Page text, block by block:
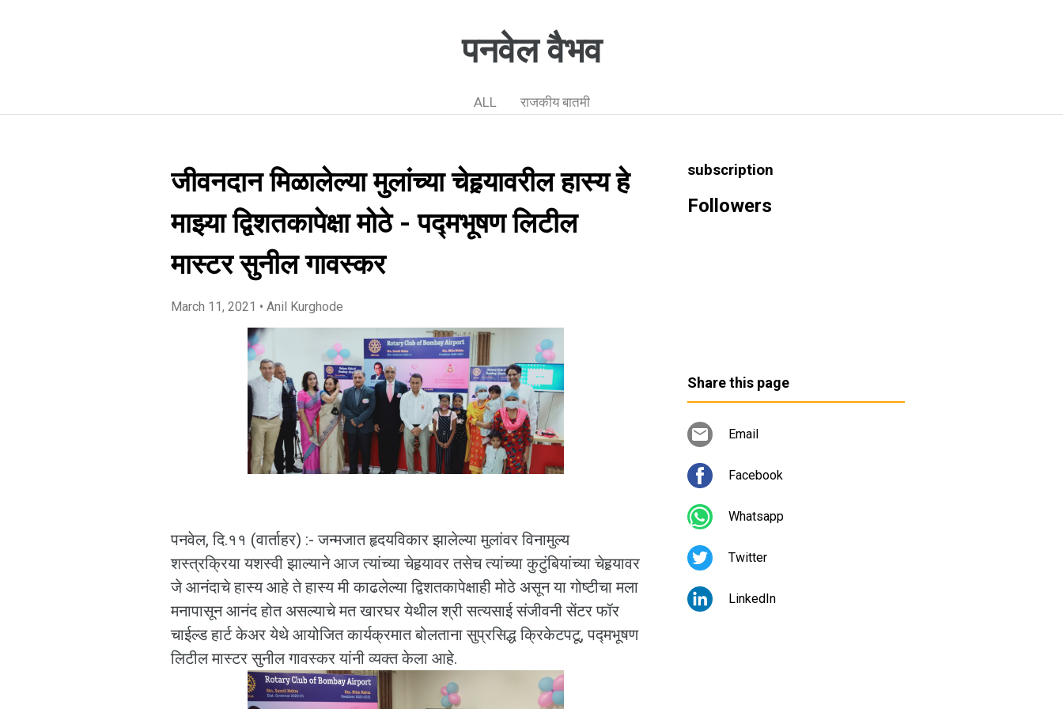
पनवेल वैभव
ALL राजकीय बातमी
जीवनदान मिळालेल्या मुलांच्या चेहर्‍यावरील हास्य हे
माझ्या द्विशतकापेक्षा मोठे - पद्मभूषण लिटील
मास्टर सुनील गावस्कर
March 11, 2021 • Anil Kurghode
पनवेल, दि.११ (वार्ताहर) :- जन्मजात हृदयविकार झालेल्या मुलांवर विनामुल्य
शस्त्रक्रिया यशस्वी झाल्याने आज त्यांच्या चेहर्‍यावर तसेच त्यांच्या कुटुंबियांच्या चेहर्‍यावर
जे आनंदाचे हास्य आहे ते हास्य मी काढलेल्या द्विशतकापेक्षाही मोठे असून या गोष्टीचा मला
मनापासून आनंद होत असल्याचे मत खारघर येथील श्री सत्यसाई संजीवनी सेंटर फॉर
चाईल्ड हार्ट केअर येथे आयोजित कार्यक्रमात बोलताना सुप्रसिद्ध क्रिकेटपटू, पद्मभूषण
लिटील मास्टर सुनील गावस्कर यांनी व्यक्त केला आहे.
subscription
Followers
Share this page
Email
Facebook
Whatsapp
Twitter
LinkedIn